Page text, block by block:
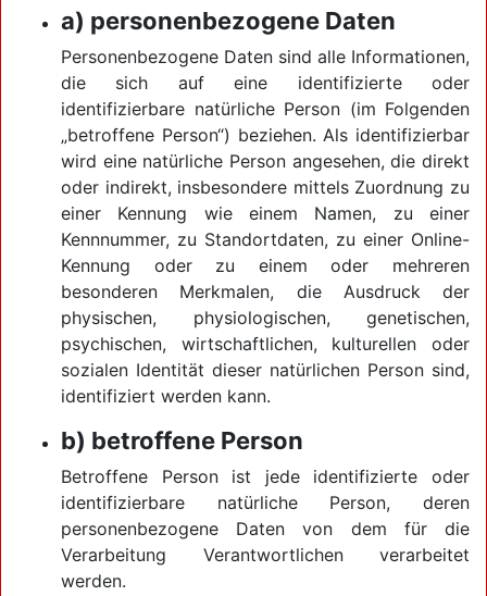
a) personenbezogene Daten
Personenbezogene Daten sind alle Informationen,
die sich auf eine identifizierte oder
identifizierbare natürliche Person (im Folgenden
„betroffene Person“) beziehen. Als identifizierbar
wird eine natürliche Person angesehen, die direkt
oder indirekt, insbesondere mittels Zuordnung zu
einer Kennung wie einem Namen, zu einer
Kennnummer, zu Standortdaten, zu einer Online-
Kennung oder zu einem oder mehreren
besonderen Merkmalen, die Ausdruck der
physischen, physiologischen, genetischen,
psychischen, wirtschaftlichen, kulturellen oder
sozialen Identität dieser natürlichen Person sind,
identifiziert werden kann.
b) betroffene Person
Betroffene Person ist jede identifizierte oder
identifizierbare natürliche Person, deren
personenbezogene Daten von dem für die
Verarbeitung Verantwortlichen verarbeitet
werden.